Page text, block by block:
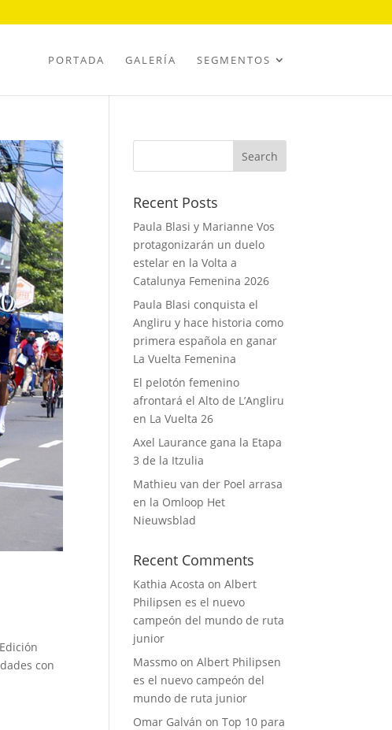
PORTADA GALERÍA SEGMENTOS
con
Recent Posts
Paula Blasi y Marianne Vos
protagonizarán un duelo
estelar en la Volta a
Catalunya Femenina 2026
Paula Blasi conquista el
Angliru y hace historia como
primera española en ganar
La Vuelta Femenina
El pelotón femenino
afrontará el Alto de L’Angliru
en La Vuelta 26
Axel Laurance gana la Etapa
3 de la Itzulia
Mathieu van der Poel arrasa
en la Omloop Het
Nieuwsblad
Recent Comments
Kathia Acosta onAlbert
Philipsen es el nuevo
campeón del mundo de ruta
junior
Massmo onAlbert Philipsen
es el nuevo campeón del
mundo de ruta junior
Omar Galván onTop 10 para